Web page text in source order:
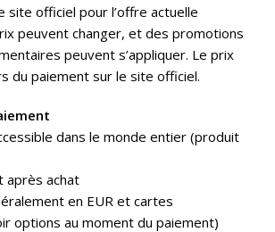
site officiel pour l’offre actuelle
peuvent changer, et des promotions
peuvent s’appliquer. Le prix
du paiement sur le site officiel.
dans le monde entier (produit
après achat
en EUR et cartes
options au moment du paiement)